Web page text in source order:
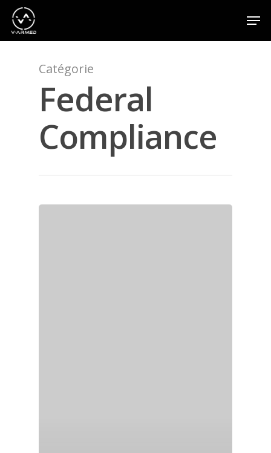
Appuyez sur la touche Entrée pour effectuer une
recherche ou sur la touche ESC pour fermer
Catégorie
Federal
Compliance